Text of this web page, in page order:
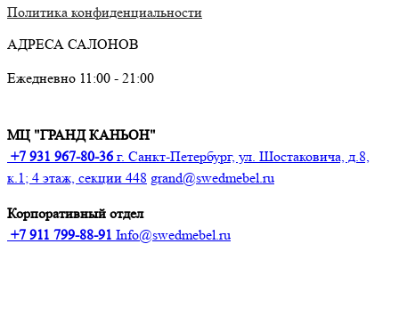
Политика конфиденциальности
АДРЕСА САЛОНОВ
Ежедневно 11:00 - 21:00
МЦ "ГРАНД КАНЬОН"
+7 931 967-80-36 г. Санкт-Петербург, ул. Шостаковича, д.8,
к.1; 4 этаж, секции 448 grand@swedmebel.ru
Корпоративный отдел
+7 911 799-88-91‬ Info@swedmebel.ru